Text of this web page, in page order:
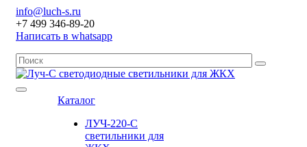
info@luch-s.ru
+7 499 346-89-20
Написать в whatsapp
Каталог
ЛУЧ-220-С
светильники для